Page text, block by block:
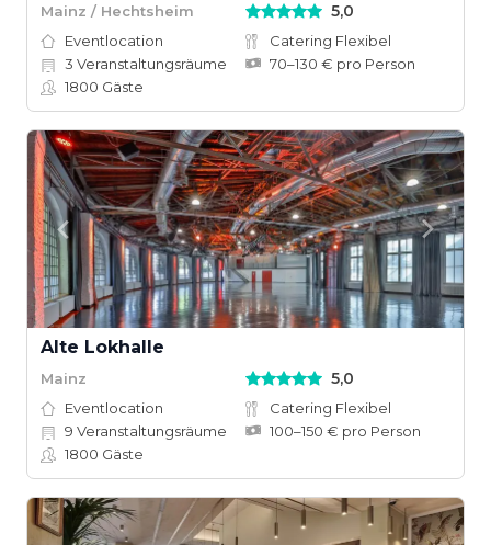
Mainz / Hechtsheim 5,0
Eventlocation
Catering Flexibel
3 Veranstaltungsräume
70–130 € pro Person
1800 Gäste
Alte Lokhalle
Mainz 5,0
Eventlocation
Catering Flexibel
9 Veranstaltungsräume
100–150 € pro Person
1800 Gäste